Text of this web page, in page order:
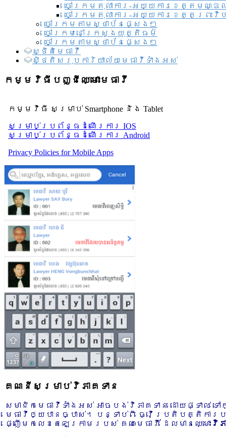
ចៅក្រមតុលាការ-អយ្យការខេត្តមណ្
ចៅក្រមតុលាការ-អយ្យការខេត្តព្រះវិហ
ចៅក្រមតាមស្ថាប័នផ្សេងៗ
ចៅក្រមនៅក្រសួងយុត្តិធម៌
ចៅក្រមតាមស្ថាប័នផ្សេងៗ
ស្ថិតិមេធាវី
សិ្ថតិសរុបការិយាល័យមេធាវីទាំងអស់​
កម្មវិធីបញ្ជីឈ្មោះមេធាវី
កម្មវិធី សម្រាប់ Smartphone និង Tablet
សម្រាប់​ប្រព័ន្ធដំណើរការ IOS
សម្រាប់​ប្រព័ន្ធដំណើរការ Android
Privacy Policies for Mobile Apps
គណនីសម្រាប់វិភាគទាន
សមាជិកមេធាវីទាំងអស់ អាចបង់វិភាគទាន ដោយផ្ទាល់
មេធាវីឲ្យបានច្បាស់។ បន្ទាប់ពី ធ្វើប្រតិបត្តិកា
ផ្ញើមកលេខតេឡេក្រាមរបស់ គណៈមេធាវី ដែលមានឈ្មោះ វិភ